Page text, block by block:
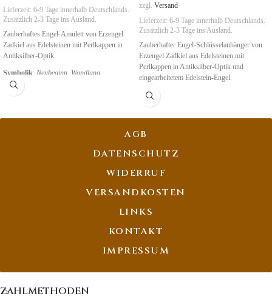
Lieferzeit: 6-9 Tage innerhalb Deutschlands.
Zusätzlich 2-3 Tage ins Ausland.
Zauberhaftes Engel-Amulett von Erzengel
Zadkiel aus Edelsteinen mit Perlkappen in
Antiksilber-Optik.
Symbolik: Neubeginn, Wandlung,
Transformation
zzgl. Versand
Lieferzeit: 6-9 Tage innerhalb Deutschlands.
Zusätzlich 2-3 Tage ins Ausland.
Zauberhafter Engel-Schlüsselanhänger von
Erzengel Zadkiel aus Edelsteinen mit
Perlkappen in Antiksilber-Optik und
eingearbeitetem Edelstein-Engel.
Symbolik
Transformation
AGB
DATENSCHUTZ
WIDERRUF
VERSANDKOSTEN
LINKS
KONTAKT
IMPRESSUM
ZAHLMETHODEN